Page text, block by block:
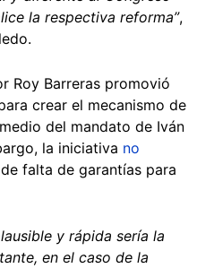
la respectiva reforma”,
Roy Barreras promovió
crear el mecanismo de
del mandato de Iván
la iniciativa no
falta de garantías para
y rápida sería la
en el caso de la